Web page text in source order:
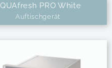
PRO White
Auftischgerät